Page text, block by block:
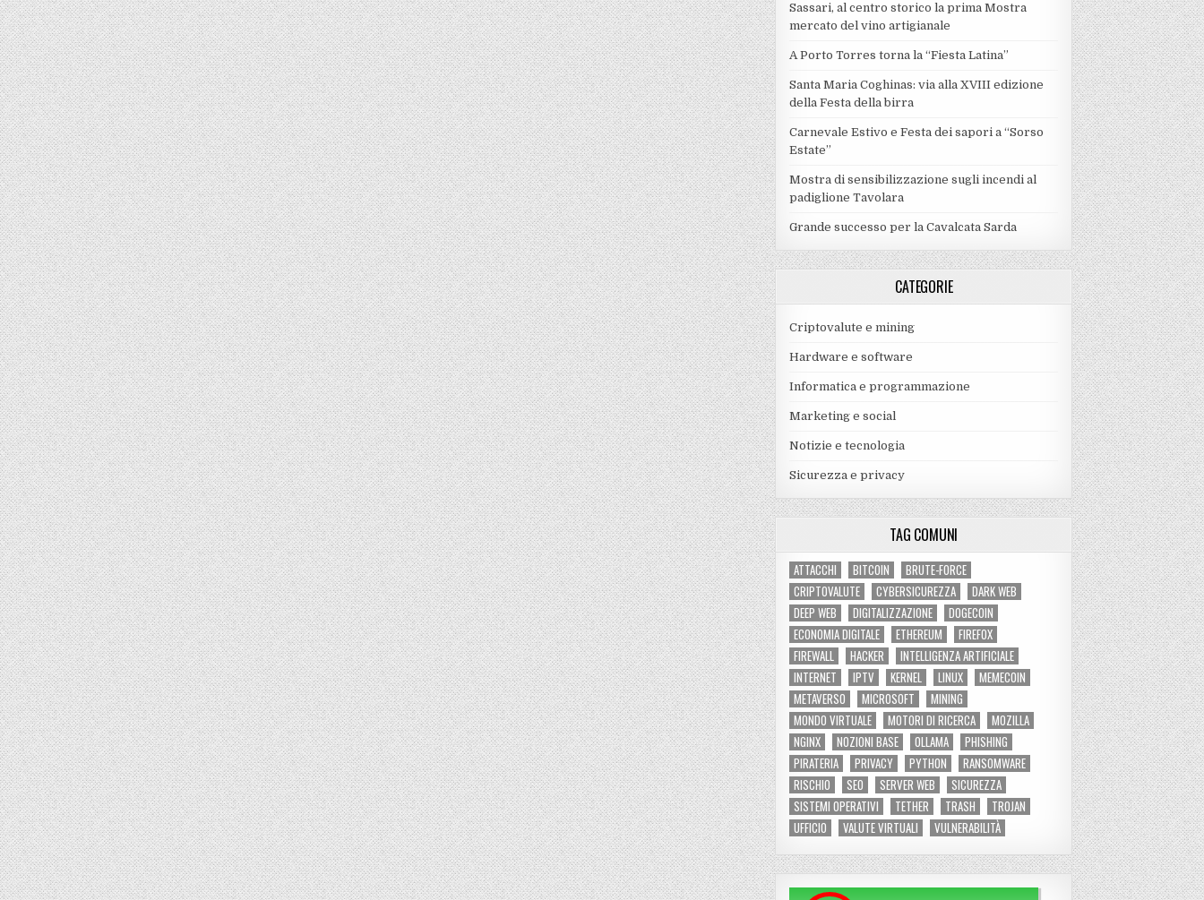
Sassari, al centro storico la prima Mostra
mercato del vino artigianale
A Porto Torres torna la “Fiesta Latina”
Santa Maria Coghinas: via alla XVIII edizione
della Festa della birra
Carnevale Estivo e Festa dei sapori a “Sorso
Estate”
Mostra di sensibilizzazione sugli incendi al
padiglione Tavolara
Grande successo per la Cavalcata Sarda
CATEGORIE
Criptovalute e mining
Hardware e software
Informatica e programmazione
Marketing e social
Notizie e tecnologia
Sicurezza e privacy
TAG COMUNI
ATTACCHI BITCOIN
BRUTE-FORCE
CRIPTOVALUTE
CYBERSICUREZZA
DARK WEB
DEEP WEB
DIGITALIZZAZIONE
DOGECOIN
ECONOMIA DIGITALE
ETHEREUM
FIREFOX
FIREWALL
HACKER
INTELLIGENZA ARTIFICIALE
INTERNET
IPTV KERNEL LINUX
MEMECOIN
METAVERSO
MICROSOFT
MINING
MONDO VIRTUALE
MOTORI DI RICERCA
MOZILLA
NGINX
NOZIONI BASE OLLAMA
PHISHING
PIRATERIA
PRIVACY PYTHON
RANSOMWARE
RISCHIO
SEO SERVER WEB
SICUREZZA
SISTEMI OPERATIVI
TETHER TRASH
TROJAN
UFFICIO
VALUTE VIRTUALI VULNERABILITÀ